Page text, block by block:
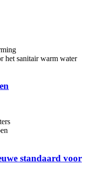
het sanitair warm water
standaard voor